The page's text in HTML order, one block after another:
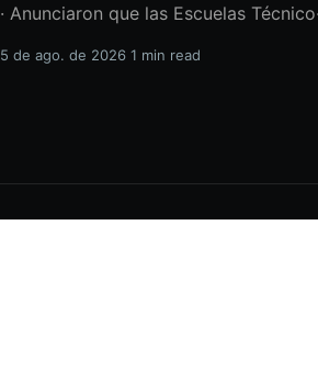
· Anunciaron que las Escuelas
actividades el próximo 24 de agosto Con una
5 de ago. de 2026 1 min read